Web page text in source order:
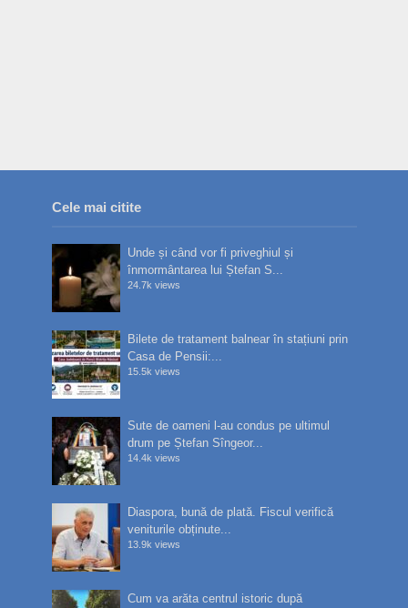
Cele mai citite
Unde și când vor fi priveghiul și
înmormântarea lui Ștefan S...
24.7k views
Bilete de tratament balnear în stațiuni prin
Casa de Pensii:...
15.5k views
Sute de oameni l-au condus pe ultimul
drum pe Ștefan Sîngeor...
14.4k views
Diaspora, bună de plată. Fiscul verifică
veniturile obținute...
13.9k views
Cum va arăta centrul istoric după